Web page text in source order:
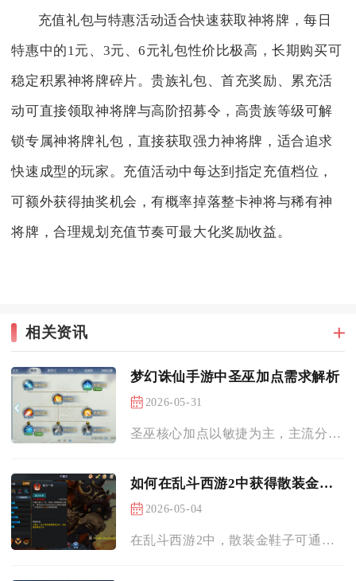
充值礼包与特惠活动适合快速获取神将牌，每日
特惠中的1元、3元、6元礼包性价比极高，长期购买可
稳定积累神将牌碎片。贵族礼包、首充奖励、累充活
动可直接领取神将牌与高阶招募令，高贵族等级可解
锁专属神将牌礼包，直接获取强力神将牌，适合追求
快速成型的玩家。充值活动中每达到指定充值档位，
可额外获得抽奖机会，有概率掉落整卡神将与稀有神
将牌，合理规划充值节奏可最大化奖励收益。
相关资讯
梦幻诛仙手游中圣巫加点需求解析
2026-05-31
圣巫核心加点以敏捷为主，主流分5敏极限抢速、4敏1体/耐均衡...
如何在乱斗西游2中获得散装金鞋子
2026-05-04
在乱斗西游2中，散装金鞋子可通过装备合成、高难度副本掉落、活...